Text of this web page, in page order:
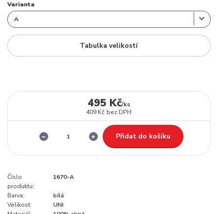
Varianta
Tabulka velikostí
495 Kč/ks
409 Kč bez DPH
Přidat do košíku
Číslo
produktu:
1670-A
Barva:
bílá
Velikost:
UNI